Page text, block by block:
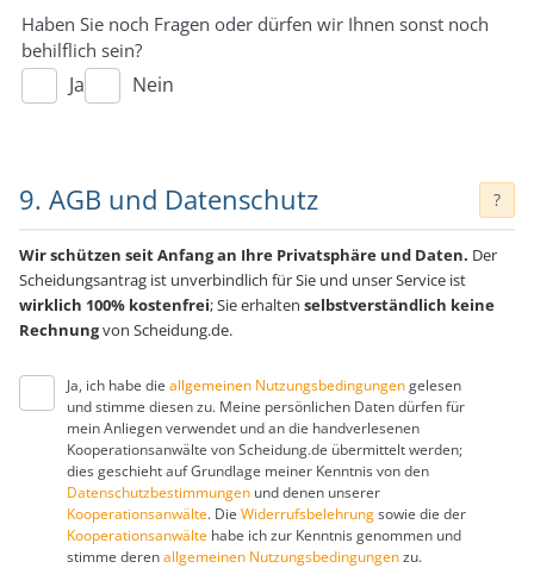
Haben Sie noch Fragen oder dürfen wir Ihnen sonst noch
behilflich sein?
Ja Nein
9. AGB und Datenschutz ?
Wir schützen seit Anfang an Ihre Privatsphäre und Daten. Der
Scheidungsantrag ist unverbindlich für Sie und unser Service ist
wirklich 100% kostenfrei; Sie erhalten selbstverständlich keine
Rechnungvon Scheidung.de.
Ja, ich habe die allgemeinen Nutzungsbedingungengelesen
und stimme diesen zu. Meine persönlichen Daten dürfen für
mein Anliegen verwendet und an die handverlesenen
Kooperationsanwälte von Scheidung.de übermittelt werden;
dies geschieht auf Grundlage meiner Kenntnis von den
Datenschutzbestimmungen und denen unserer
Kooperationsanwälte. Die Widerrufsbelehrungsowie die der
Kooperationsanwälte habe ich zur Kenntnis genommen und
stimme derenallgemeinen Nutzungsbedingungenzu.